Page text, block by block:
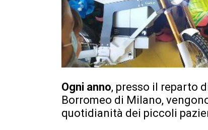
Ogni anno, presso il reparto
Borromeo di Milano,
quotidianità dei piccoli